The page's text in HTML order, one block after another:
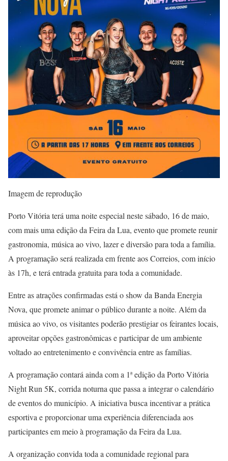
Imagem de reprodução
Porto Vitória terá uma noite especial neste sábado, 16 de maio,
com mais uma edição da Feira da Lua, evento que promete reunir
gastronomia, música ao vivo, lazer e diversão para toda a família.
A programação será realizada em frente aos Correios, com início
às 17h, e terá entrada gratuita para toda a comunidade.
Entre as atrações confirmadas está o show da Banda Energia
Nova, que promete animar o público durante a noite. Além da
música ao vivo, os visitantes poderão prestigiar os feirantes locais,
aproveitar opções gastronômicas e participar de um ambiente
voltado ao entretenimento e convivência entre as famílias.
A programação contará ainda com a 1ª edição da Porto Vitória
Night Run 5K, corrida noturna que passa a integrar o calendário
de eventos do município. A iniciativa busca incentivar a prática
esportiva e proporcionar uma experiência diferenciada aos
participantes em meio à programação da Feira da Lua.
A organização convida toda a comunidade regional para